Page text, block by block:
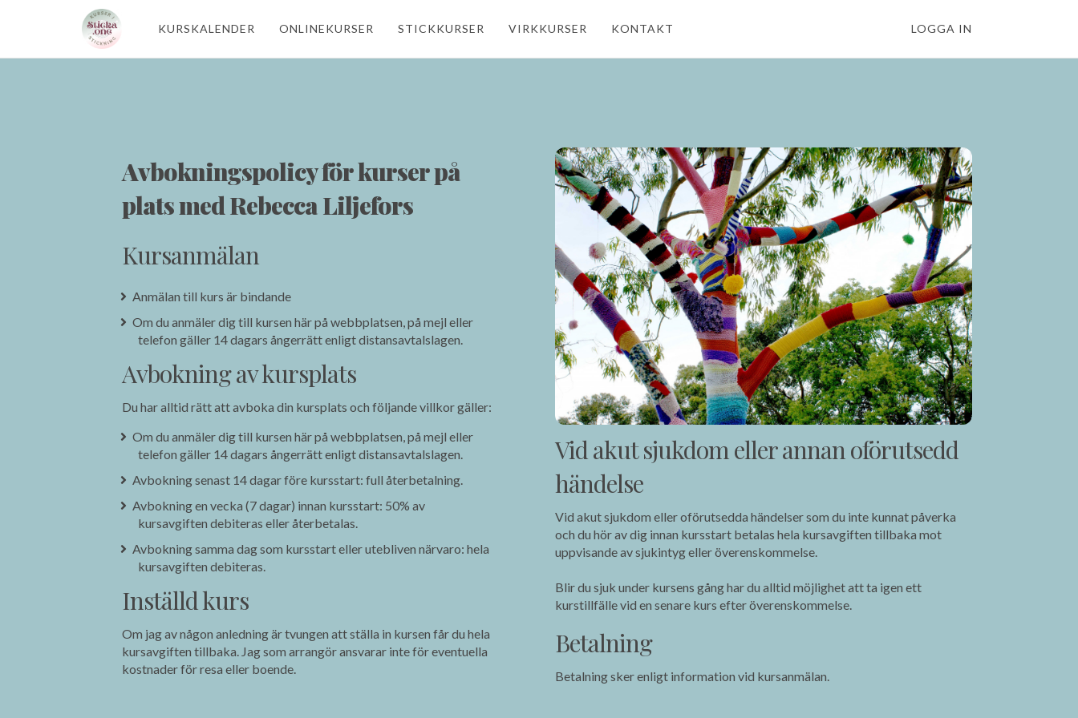
KURSKALENDER ONLINEKURSER STICKKURSER VIRKKURSER KONTAKT LOGGA IN
Avbokningspolicy för kurser på
plats med Rebecca Liljefors
Kursanmälan
Anmälan till kurs är bindande
Om du anmäler dig till kursen här på webbplatsen, på mejl eller
telefon gäller 14 dagars ångerrätt enligt distansavtalslagen.
Avbokning av kursplats
Du har alltid rätt att avboka din kursplats och följande villkor gäller:
Om du anmäler dig till kursen här på webbplatsen, på mejl eller
telefon gäller 14 dagars ångerrätt enligt distansavtalslagen.
Avbokning senast 14 dagar före kursstart: full återbetalning.
Avbokning en vecka (7 dagar) innan kursstart: 50% av
kursavgiften debiteras eller återbetalas.
Avbokning samma dag som kursstart eller utebliven närvaro: hela
kursavgiften debiteras.
Inställd kurs
Om jag av någon anledning är tvungen att ställa in kursen får du hela
kursavgiften tillbaka. Jag som arrangör ansvarar inte för eventuella
kostnader för resa eller boende.
Vid akut sjukdom eller annan oförutsedd
händelse
Vid akut sjukdom eller oförutsedda händelser som du inte kunnat påverka
och du hör av dig innan kursstart betalas hela kursavgiften tillbaka mot
uppvisande av sjukintyg eller överenskommelse.
Blir du sjuk under kursens gång har du alltid möjlighet att ta igen ett
kurstillfälle vid en senare kurs efter överenskommelse.
Betalning
Betalning sker enligt information vid kursanmälan.